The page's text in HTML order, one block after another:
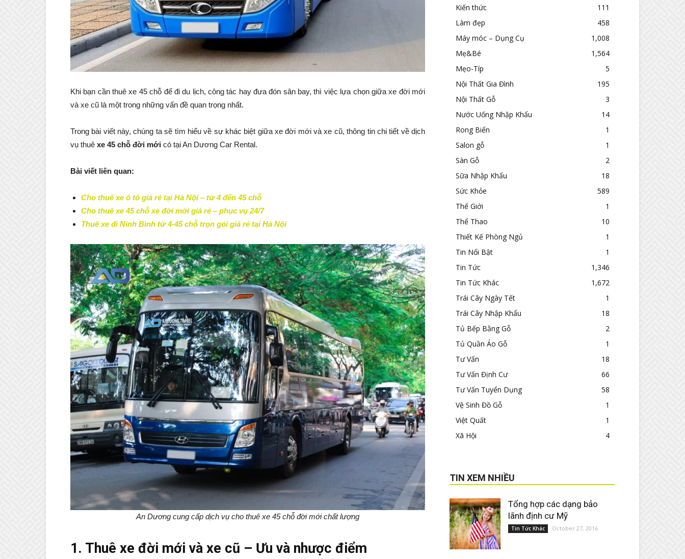
Khi bạn cần thuê xe 45 chỗ để đi du lịch, công tác hay đưa đón sân bay, thì việc lựa chọn giữa xe đời mới
và xe cũ là một trong những vấn đề quan trọng nhất.
Trong bài viết này, chúng ta sẽ tìm hiểu về sự khác biệt giữa xe đời mới và xe cũ, thông tin chi tiết về dịch
vụ thuê xe 45 chỗ đời mới có tại An Dương Car Rental.
Bài viết liên quan:
Cho thuê xe ô tô giá rẻ tại Hà Nội – từ 4 đến 45 chỗ
Cho thuê xe 45 chỗ xe đời mới giá rẻ – phục vụ 24/7
Thuê xe đi Ninh Bình từ 4-45 chỗ trọn gói giá rẻ tại Hà Nội
An Dương cung cấp dịch vụ cho thuê xe 45 chỗ đời mới chất lượng
1. Thuê xe đời mới và xe cũ – Ưu và nhược điểm
Kiến thức
111
Làm đẹp
458
Máy móc – Dụng Cụ
1,008
Mẹ&Bé
1,564
Mẹo-Típ
5
Nội Thất Gia Đình
195
Nội Thất Gỗ
3
Nước Uống Nhập Khẩu
14
Rong Biển
1
Salon gỗ
1
Sàn Gỗ
2
Sữa Nhập Khẩu
18
Sức Khỏe
589
Thế Giới
1
Thể Thao
10
Thiết Kế Phòng Ngủ
1
Tin Nổi Bật
1
Tin Tức
1,346
Tin Tức Khác
1,672
Trái Cây Ngày Tết
1
Trái Cây Nhập Khẩu
18
Tủ Bếp Bằng Gỗ
2
Tủ Quần Áo Gỗ
1
Tư Vấn
18
Tư Vấn Định Cư
66
Tư Vấn Tuyển Dụng
58
Vệ Sinh Đồ Gỗ
1
Việt Quất
1
Xã Hội
4
TIN XEM NHIỀU
Tổng hợp các dạng bảo
lãnh định cư Mỹ
Tin Tức Khác October 27, 2016